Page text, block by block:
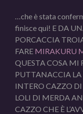
…che è stata
finisce qui! E DA
PORCACCIA
FARE MIRAKURU
QUESTA COSA MI
PUTTANACCIA LA
INTERO CAZZO
LOLI DI MERDA
CAZZO CHE È